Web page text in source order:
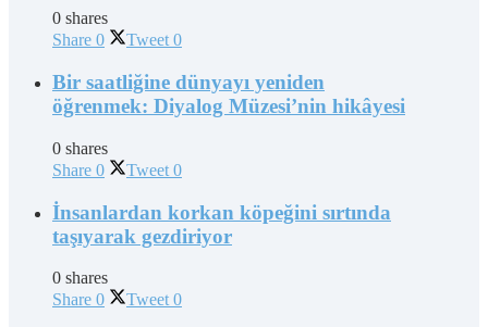
0 shares
Share 0 Tweet 0
Bir saatliğine dünyayı yeniden
öğrenmek: Diyalog Müzesi’nin hikâyesi
0 shares
Share 0 Tweet 0
İnsanlardan korkan köpeğini sırtında
taşıyarak gezdiriyor
0 shares
Share 0 Tweet 0